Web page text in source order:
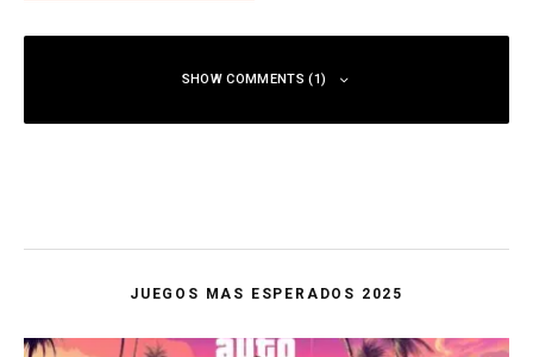
SHOW COMMENTS (1)
JUEGOS MAS ESPERADOS 2025